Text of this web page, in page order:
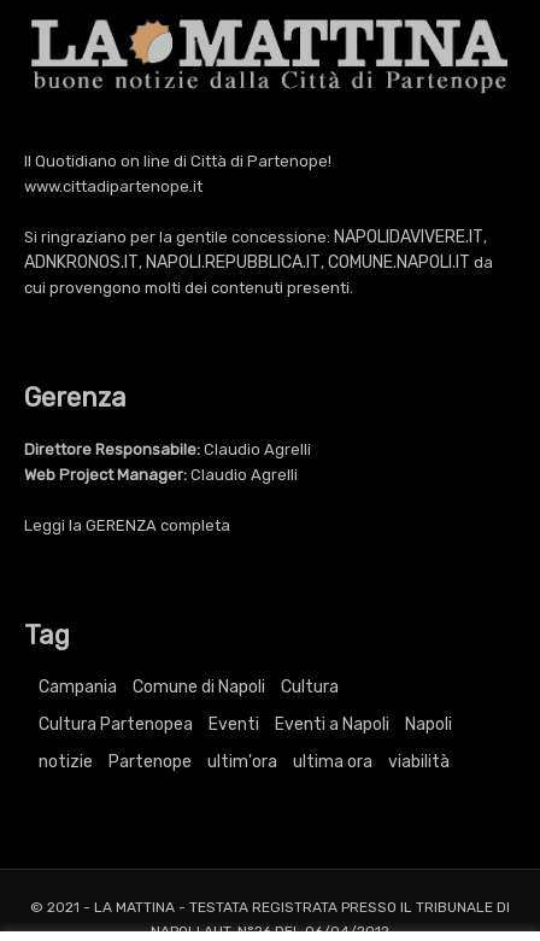
Il Quotidiano on line di Città di Partenope!
www.cittadipartenope.it
Si ringraziano per la gentile concessione: NAPOLIDAVIVERE.IT,
ADNKRONOS.IT, NAPOLI.REPUBBLICA.IT, COMUNE.NAPOLI.IT da
cui provengono molti dei contenuti presenti.
Gerenza
Direttore Responsabile: Claudio Agrelli
Web Project Manager: Claudio Agrelli
Leggi la GERENZA completa
Tag
Campania Comune di Napoli
Cultura
Cultura Partenopea
Eventi Eventi a Napoli
Napoli
notizie
Partenope ultim'ora ultima ora viabilità
© 2021 - LA MATTINA - TESTATA REGISTRATA PRESSO IL TRIBUNALE DI
NAPOLI AUT. N°26 DEL 06/04/2012